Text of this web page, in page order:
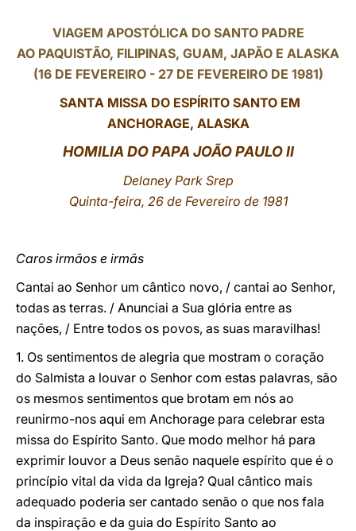
中文
LATINE
VIAGEM APOSTÓLICA DO SANTO PADRE
AO PAQUISTÃO, FILIPINAS, GUAM, JAPÃO E ALASKA
(16 DE FEVEREIRO - 27 DE FEVEREIRO DE 1981)
SANTA MISSA DO ESPÍRITO SANTO EM
ANCHORAGE, ALASKA
HOMILIA DO PAPA JOÃO PAULO II
Delaney Park Srep
Quinta-feira, 26 de Fevereiro de 1981
Caros irmãos e irmãs
Cantai ao Senhor um cântico novo, / cantai ao Senhor,
todas as terras. / Anunciai a Sua glória entre as
nações, / Entre todos os povos, as suas maravilhas!
1. Os sentimentos de alegria que mostram o coração
do Salmista a louvar o Senhor com estas palavras, são
os mesmos sentimentos que brotam em nós ao
reunirmo-nos aqui em Anchorage para celebrar esta
missa do Espírito Santo. Que modo melhor há para
exprimir louvor a Deus senão naquele espírito que é o
princípio vital da vida da Igreja? Qual cântico mais
adequado poderia ser cantado senão o que nos fala
da inspiração e da guia do Espírito Santo ao